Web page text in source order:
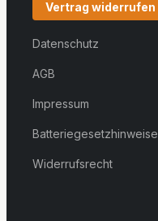
Vertrag widerrufen
Datenschutz
AGB
Impressum
Batteriegesetzhinweise
Widerrufsrecht